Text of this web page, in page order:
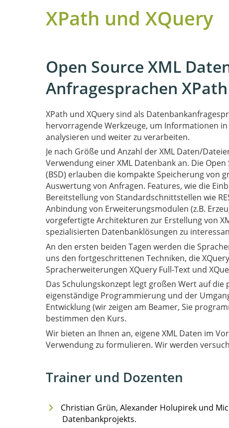
XPath und XQuery
Open Source XML
Anfragesprachen
XPath und XQuery sind als
hervorragende Werkzeuge, um Informationen
analysieren und weiter zu verarbeiten.
Je nach Größe und Anzahl der XML Daten/
Verwendung einer
(BSD) erlauben die kompakte Speicherung von
Auswertung von Anfragen. Features, wie die
Bereitstellung von Standardschnittstellen wie
Anbindung von Erweiterungsmodulen (z.B.
vorgefertigte Architekturen zur Erstellung von
spezialisierten Datenbanklösungen zu
An den ersten beiden Tagen werden die
uns den fortgeschrittenen Techniken, die
Spracherweiterungen XQuery Full-Text und
Das Schulungskonzept legt großen Wert auf
eigenständige Programmierung und der
Entwicklung (wir zeigen am Beamer, Sie
bestimmen den Kurs.
Wir bieten an Ihnen an, eigene XML Daten im
Verwendung zu
Trainer und Dozenten
Christian Grün, Alexander Holupirek und
Datenbankprojekts.